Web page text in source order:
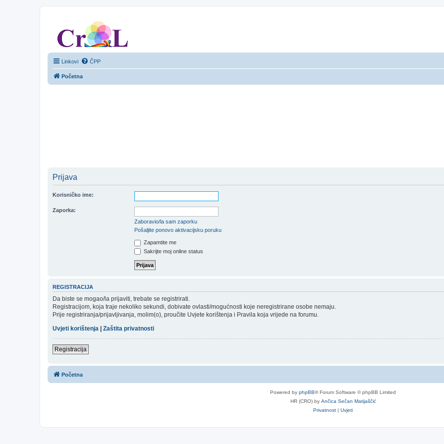
Linkovi ČPP
Početna
Prijava
Korisničko ime:
Zaporka:
Zaboravio/la sam zaporku
Pošaljite ponovo aktivacijsku poruku
Zapamtite me
Sakrijte moj online status
REGISTRACIJA
Da biste se mogao/la prijaviti, trebate se registrirati.
Registracijom, koja traje nekoliko sekundi, dobivate ovlasti/mogućnosti koje neregistrirane osobe nemaju.
Prije registriranja/prijavljivanja, molim(o), proučite Uvjete korištenja i Pravila koja vrijede na forumu.
Uvjeti korištenja | Zaštita privatnosti
Registracija
Početna
Powered by phpBB® Forum Software © phpBB Limited
HR (CRO) by Ančica Sečan Matijaščić
Privatnost | Uvjeti